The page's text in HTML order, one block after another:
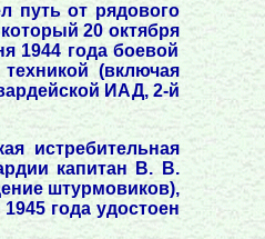
путь от рядового
20 октября
1944 года боевой
(включая
ИАД, 2-й
истребительная
капитан В. В.
штурмовиков),
года удостоен